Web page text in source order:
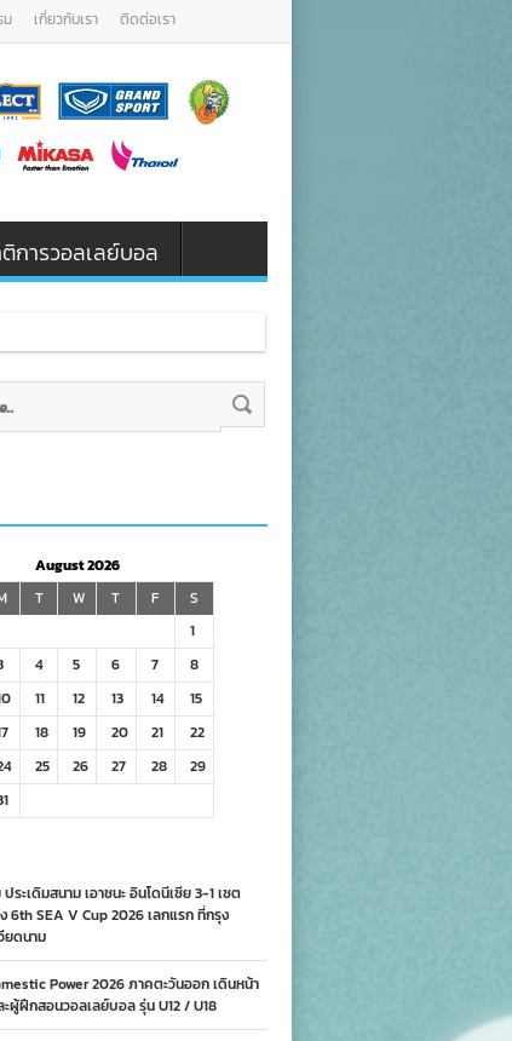
ม เกี่ยวกับเรา ติดต่อเรา
การวอลเลย์บอล
August 2026
T W T F
S
1
4 5 6 7
8
11 12 13 14
15
18 19 20 21
22
25 26 27 28
29
ระเดิมสนาม เอาชนะ อินโดนีเซีย 3-1 เซต
SEA V Cup 2026 เลกแรก ที่กรุง
ยดนาม
Power 2026 ภาคตะวันออก เดินหน้า
ผู้ฝึกสอนวอลเลย์บอล รุ่น U12 / U18